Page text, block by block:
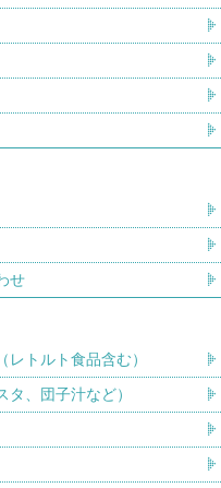
せ
トルト食品含む）
、団子汁など）